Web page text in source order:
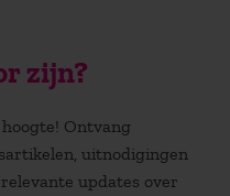
zijn?
Ontvang
uitnodigingen
updates over